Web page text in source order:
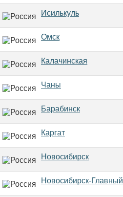
Исилькуль
Омск
Калачинская
Чаны
Барабинск
Каргат
Новосибирск
Новосибирск-Главный